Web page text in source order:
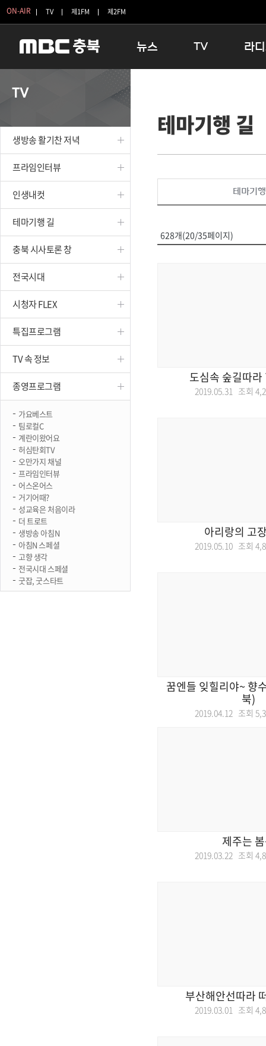
ON-AIR TV 제1FM 제2FM
뉴스
보은
옥천
TV
인생내컷
테마기행 길
시청자 FLEX
라
16:00
우리 고
TV
생방송 활기찬 저녁
프라임인터뷰
인생내컷
테마기행 길
충북 시사토론 창
전국시대
시청자 FLEX
특집프로그램
TV 속 정보
종영프로그램
가요베스트
팀로컬C
계란이왔어요
허심탄회TV
오만가지 채널
프라임인터뷰
어스온어스
거기어때?
성교육은 처음이라
더 트로트
생방송 아침N
아침N 스페셜
고향 생각
전국시대 스페셜
굿잡, 굿스타트
테마기행 길
테마기
628개(20/35페이지)
도심속 숲길따라
2019.05.31 조회
아리랑의 고
2019.05.10 조회
꿈엔들 잊힐리야~ 향
북)
2019.04.12 조회
제주는
2019.03.22 조회
부산해안선따라
2019.03.01 조회